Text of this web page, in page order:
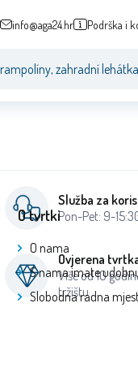
info@aga24.hr Podrška i
Služba za
Pon-Pet: 9-
Ovjerena
Više od 10
tržištu
O tvrtki
O nama
S nama imate
Slobodna radna